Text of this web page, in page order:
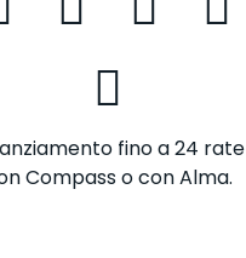
fino a 24 rate
Compass o con Alma.